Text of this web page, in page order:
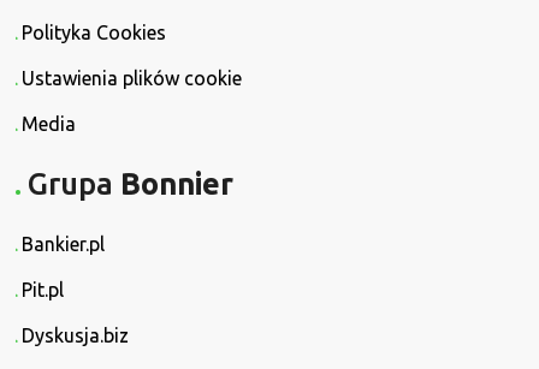
Polityka Cookies
Ustawienia plików cookie
Media
Grupa Bonnier
Bankier.pl
Pit.pl
Dyskusja.biz